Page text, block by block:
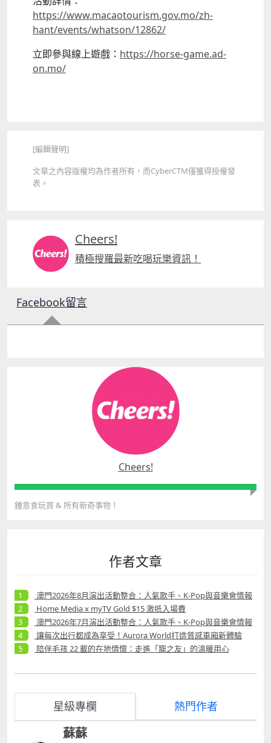
https://www.macaotourism.gov.mo/zh-
hant/events/whatson/12862/
立即參與線上遊戲： https://horse-game.ad-
on.mo/
[編輯聲明]
文章之內容版權均為作者所有，而CyberCTM僅獲得授權發
表 。
Cheers!
積極搜羅最新吃喝玩樂資訊！
Facebook留言
Cheers!
鍾意食玩買 & 所有新奇事物！
作者文章
澳門2026年8月演出活動整合：人氣歌手、K-Pop與音樂會情報
Home Media x myTV Gold $15 激抵入場費
澳門2026年7月演出活動整合：人氣歌手、K-Pop與音樂會情報
讓每次出行都成為享受！Aurora World打造質感車廂新體驗
陪伴毛孩 22 載的在地情懷：走進「寵之友」的溫暖用心
星級專欄 熱門作者
蘇蘇